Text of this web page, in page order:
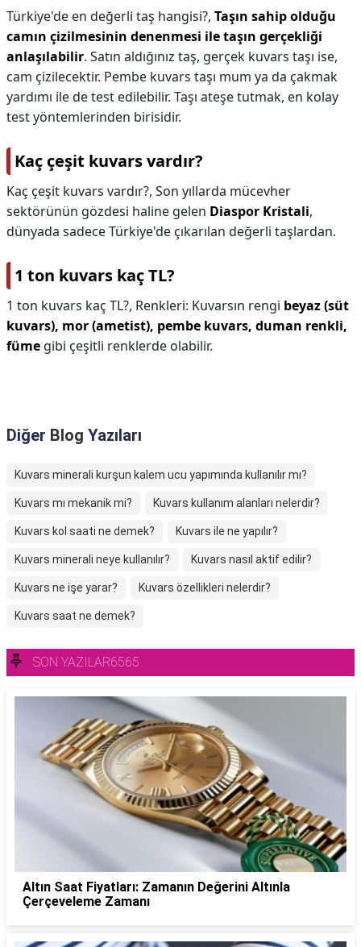
Türkiye'de en değerli taş hangisi?, Taşın sahip olduğu
camın çizilmesinin denenmesi ile taşın gerçekliği
anlaşılabilir. Satın aldığınız taş, gerçek kuvars taşı ise,
cam çizilecektir. Pembe kuvars taşı mum ya da çakmak
yardımı ile de test edilebilir. Taşı ateşe tutmak, en kolay
test yöntemlerinden birisidir.
Kaç çeşit kuvars vardır?
Kaç çeşit kuvars vardır?, Son yıllarda mücevher
sektörünün gözdesi haline gelen Diaspor Kristali,
dünyada sadece Türkiye'de çıkarılan değerli taşlardan.
1 ton kuvars kaç TL?
1 ton kuvars kaç TL?, Renkleri: Kuvarsın rengi beyaz (süt
kuvars), mor (ametist), pembe kuvars, duman renkli,
füme gibi çeşitli renklerde olabilir.
Diğer Blog Yazıları
Kuvars minerali kurşun kalem ucu yapımında kullanılır mı?
Kuvars mı mekanik mi? Kuvars kullanım alanları nelerdir?
Kuvars kol saati ne demek? Kuvars ile ne yapılır?
Kuvars minerali neye kullanılır? Kuvars nasıl aktif edilir?
Kuvars ne işe yarar? Kuvars özellikleri nelerdir?
Kuvars saat ne demek?
SON YAZILAR6565
Altın Saat Fiyatları: Zamanın Değerini Altınla
Çerçeveleme Zamanı